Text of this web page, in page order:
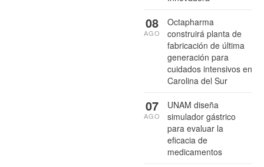
Octapharma
construirá planta de
fabricación de última
generación para
cuidados intensivos en
Carolina del Sur
08
AGO
UNAM diseña
simulador gástrico
para evaluar la
eficacia de
medicamentos
07
AGO